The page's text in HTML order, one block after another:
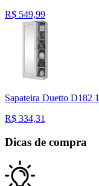
R$ 549,99
Sapateira Duetto D182
R$ 334,31
Dicas de compra